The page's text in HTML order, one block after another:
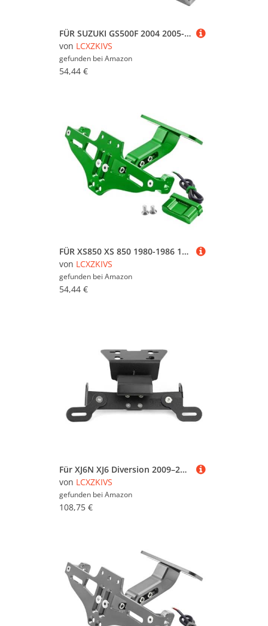
FÜR SUZUKI GS500F 2004 2005-2009 GS500F GS 500 F GS 500F Einstellbar Mit Licht Motorrad Lizenz Nummer Platte Halter Halterung(Titan)
von LCXZKIVS
gefunden bei Amazon
54,44 €
FÜR XS850 XS 850 1980-1986 1985 1984 1983 ALLE JAHRE Einstellbar Mit Licht Motorrad Lizenz Nummer Platte Halter Halterung(Grün)
von LCXZKIVS
gefunden bei Amazon
54,44 €
Für XJ6N XJ6 Diversion 2009–2016, XJ6F Diversion F 2010–2017, FZ-6R 2009–2017, Motorrad-Kennzeichenhalter Mit Blinker
von LCXZKIVS
gefunden bei Amazon
108,75 €